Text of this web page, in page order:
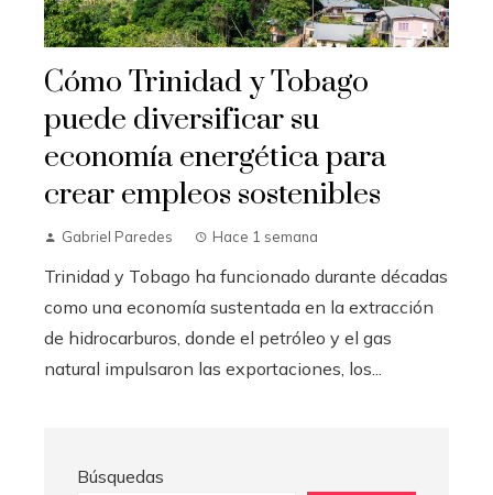
Cómo Trinidad y Tobago
puede diversificar su
economía energética para
crear empleos sostenibles
Gabriel Paredes Hace 1 semana
Trinidad y Tobago ha funcionado durante décadas
como una economía sustentada en la extracción
de hidrocarburos, donde el petróleo y el gas
natural impulsaron las exportaciones, los...
Búsquedas